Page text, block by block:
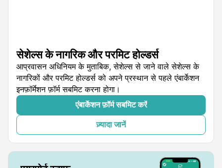
सेशेल्स के नागरिक और परमिट होल्डर्स
आप्रवासन अधिनियम के मुताबिक, सेशेल्स से जाने वाले सेशेल्स के
नागरिकों और परमिट होल्डर्स को अपने प्रस्थान से पहले एंबार्केशन
इनफ़ॉर्मेशन फ़ॉर्म सबमिट करना होगा।
एंबार्केशन फ़ॉर्म सबमिट करें
ज़्यादा जानें